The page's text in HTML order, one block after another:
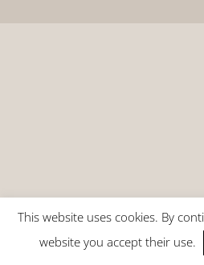
This website uses cookies. By
website you accept their use.